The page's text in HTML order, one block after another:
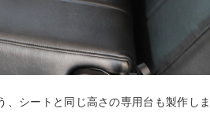
シートと同じ高さの専用台も製作しま